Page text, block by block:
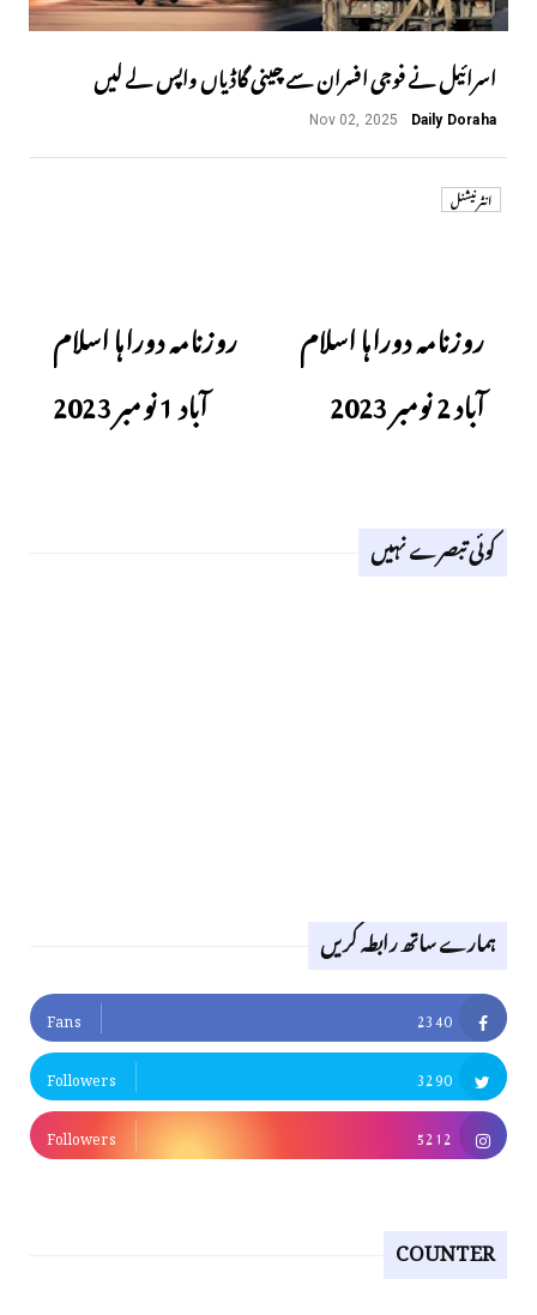
اسرائیل نے فوجی افسران سے چینی گاڈیاں واپس لے لیں
Daily Doraha
Nov 02, 2025
انٹر نیشنل
روزنامہ دوراہا اسلام
آباد 2 نومبر 2023
روزنامہ دوراہا اسلام
آباد 1 نومبر 2023
کوئی تبصرے نہیں
ہمارے ساتھ رابطہ کریں
2340
Fans
3290
Followers
5212
Followers
COUNTER